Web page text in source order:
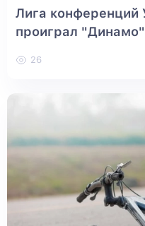
Лига
проиграл "Динамо"
26